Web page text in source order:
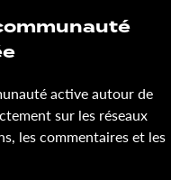
active autour de
sur les réseaux
les commentaires et les